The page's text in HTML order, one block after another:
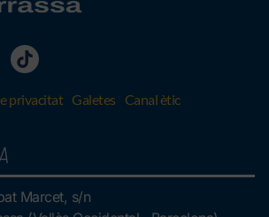
privacitat Galetes Canal ètic
Marcet, s/n